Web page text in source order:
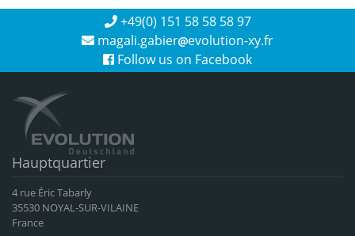
+49(0) 151 58 58 58 97
magali.gabier evolution-xy.fr
Follow us on Facebook
Hauptquartier
4 rue Éric Tabarly
35530 NOYAL-SUR-VILAINE
France